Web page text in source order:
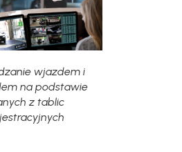
wjazdem i
na podstawie
z tablic